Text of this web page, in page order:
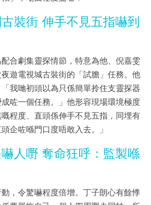
裝街 伸手不見五指嚇到
合劇集靈探情節，特意為他、倪嘉雯
遊電視城古裝街的「試膽」任務。他
我哋初頭以為只係簡單拎住支靈探器
咗一個任務。」他形容現場環境極度
程度、直頭係伸手不見五指，同埋有
企咗喺門口度唔敢入去。」
人嘢 奪命狂呼：監製喺
，令驚嚇程度倍增。丁子朗心有餘悸